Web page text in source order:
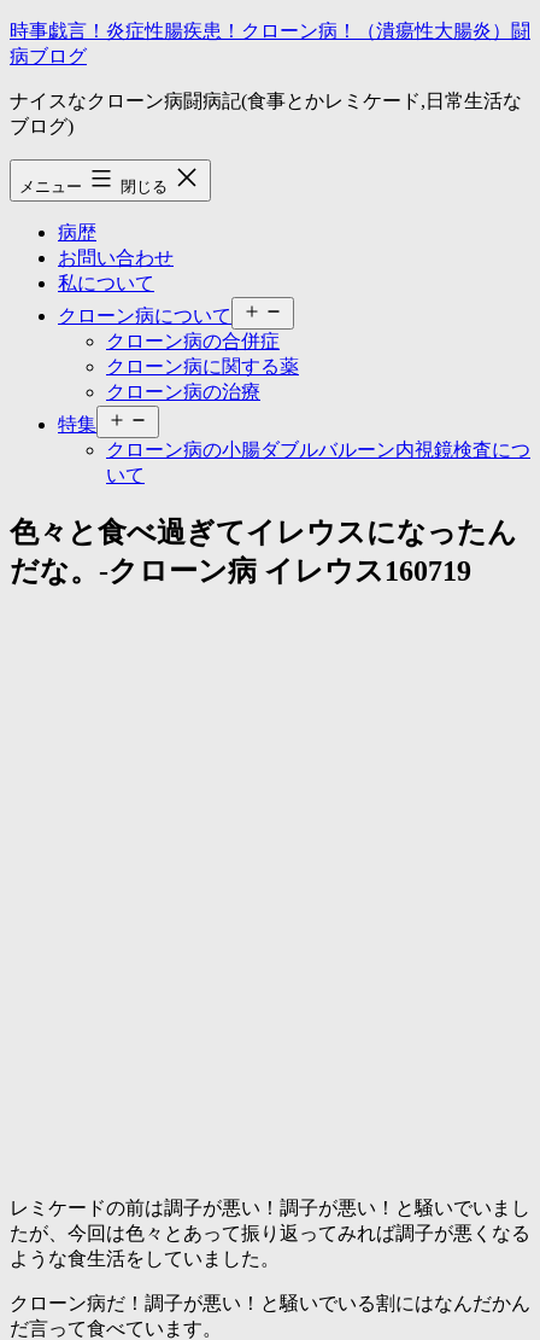
コ
ン
ン
ツ
へ
ス
キ
時事戯言！炎症性腸疾患！クローン病！（潰瘍性大腸炎）闘
病ブログ
ナイスなクローン病闘病記(食事とかレミケード,日常生活な
ブログ)
メニュー 閉じる
病歴
お問い合わせ
私について
クローン病について
ニ
ュ
ー
く
クローン病の合併症
クローン病に関する薬
クローン病の治療
特集
ニ
ュ
開
く
クローン病の小腸ダブルバルーン内視鏡検査につ
いて
色々と食べ過ぎてイレウスになったん
だな。-クローン病 イレウス160719
レミケードの前は調子が悪い！調子が悪い！と騒いでいまし
たが、今回は色々とあって振り返ってみれば調子が悪くなる
ような食生活をしていました。
クローン病だ！調子が悪い！と騒いでいる割にはなんだかん
だ言って食べています。